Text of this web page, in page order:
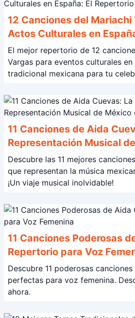
12 Canciones del Mariachi
Actos Culturales en
Perfecto
El mejor repertorio de 12
Vargas para eventos culturales en
tradicional mexicana para tu
11 Canciones de Aida
Representación Musical
Extranjero
Descubre las 11 mejores
que representan la música
¡Un viaje musical inolvidable!
11 Canciones Poderosas
Repertorio para Voz
Descubre 11 poderosas
perfectas para voz femenina. Descarga el repertorio
ahora.